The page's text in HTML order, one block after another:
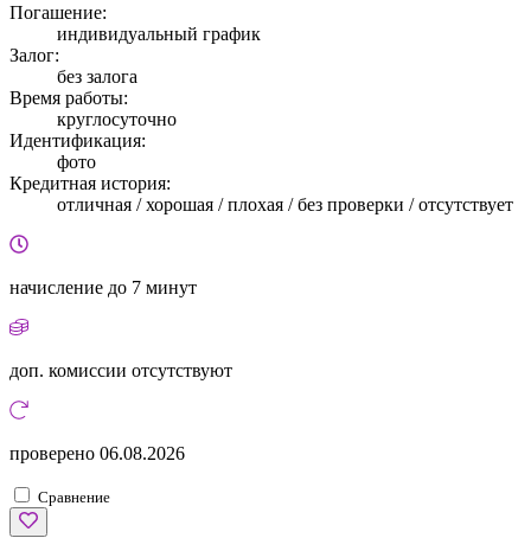
Погашение:
индивидуальный график
Залог:
без залога
Время работы:
круглосуточно
Идентификация:
фото
Кредитная история:
отличная / хорошая / плохая / без проверки / отсутствует
начисление до 7 минут
доп. комиссии отсутствуют
проверено 06.08.2026
Сравнение